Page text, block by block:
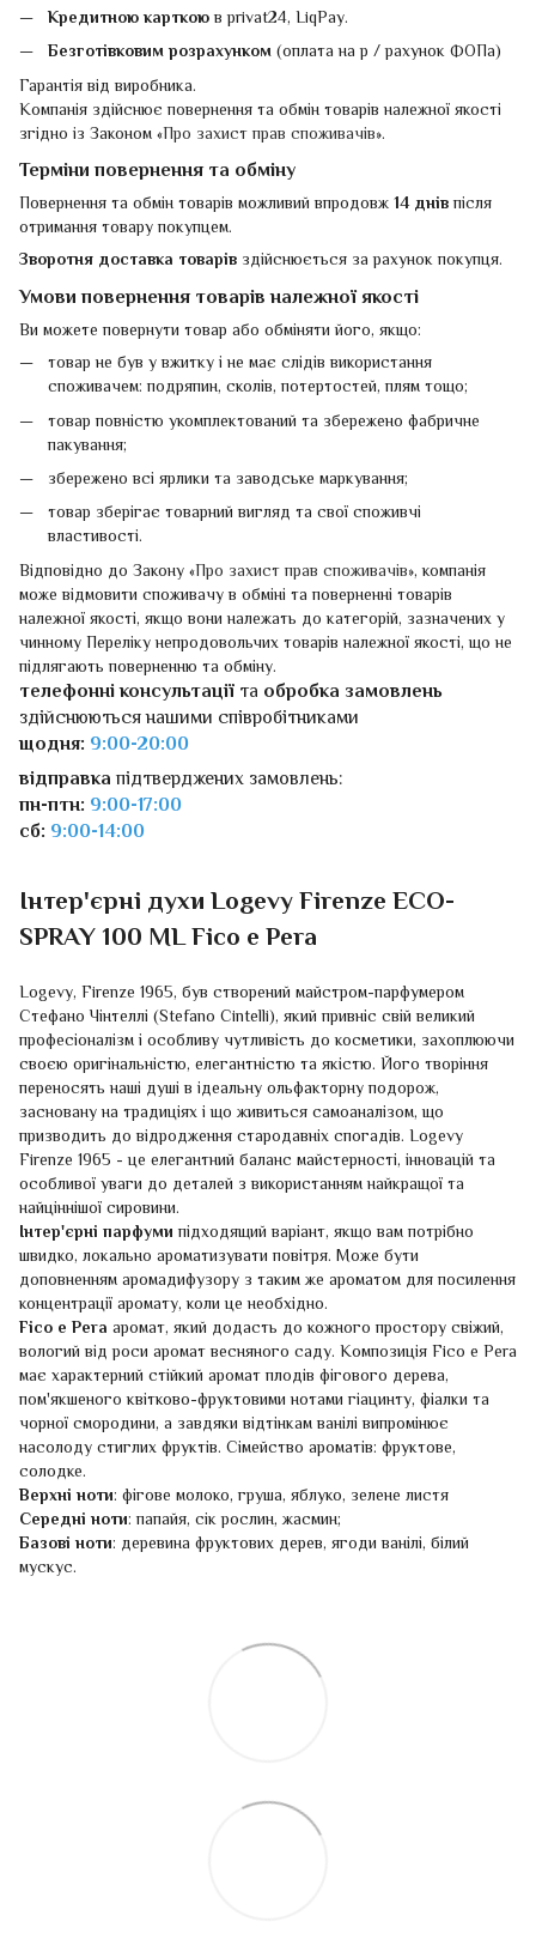
Кредитною карткоюв privat24, LiqPay.
Безготівковим розрахунком(оплата на р / рахунок ФОПа)
Гарантія від виробника.
Компанія здійснює повернення та обмін товарів належної якості
згідно із Законом «Про захист прав споживачів».
Терміни повернення та обміну
Повернення та обмін товарів можливий впродовж14 днівпісля
отримання товару покупцем.
Зворотня доставка товарів здійснюється за рахунок покупця.
Умови повернення товарів належної якості
Ви можете повернути товар або обміняти його, якщо:
товар не був у вжитку і не має слідів використання
споживачем: подряпин, сколів, потертостей, плям тощо;
товар повністю укомплектований та збережено фабричне
пакування;
збережено всі ярлики та заводське маркування;
товар зберігає товарний вигляд та свої споживчі
властивості.
Відповідно до Закону «Про захист прав споживачів», компанія
може відмовити споживачу в обміні та поверненні товарів
належної якості, якщо вони належать до категорій, зазначених у
чинному Переліку непродовольчих товарів належної якості, що не
підлягають поверненню та обміну.
телефонні консультації та обробка замовлень
здійснюються нашими співробітниками
щодня: 9:00-20:00
відправка підтверджених замовлень:
пн-птн: 9:00-17:00
сб: 9:00-14:00
Інтер'єрні духи Logevy Firenze ECO-
SPRAY 100 ML Fico e Pera
Logevy, Firenze 1965, був створений майстром-парфумером
Стефано Чінтеллі (Stefano Cintelli), який привніс свій великий
професіоналізм і особливу чутливість до косметики, захоплюючи
своєю оригінальністю, елегантністю та якістю. Його творіння
переносять наші душі в ідеальну ольфакторну подорож,
засновану на традиціях і що живиться самоаналізом, що
призводить до відродження стародавніх спогадів. Logevy
Firenze 1965 - це елегантний баланс майстерності, інновацій та
особливої уваги до деталей з використанням найкращої та
найціннішої сировини.
Інтер'єрні парфумипідходящий варіант, якщо вам потрібно
швидко, локально ароматизувати повітря. Може бути
доповненням аромадифузору з таким же ароматом для посилення
концентрації аромату, коли це необхідно.
Fico e Pera аромат, який додасть до кожного простору свіжий,
вологий від роси аромат весняного саду. Композиція Fico e Pera
має характерний стійкий аромат плодів фігового дерева,
пом'якшеного квітково-фруктовими нотами гіацинту, фіалки та
чорної смородини, а завдяки відтінкам ванілі випромінює
насолоду стиглих фруктів. Сімейство ароматів: фруктове,
солодке.
Верхні ноти: фігове молоко, груша, яблуко, зелене листя
Середні ноти: папайя, сік рослин, жасмин;
Базові ноти: деревина фруктових дерев, ягоди ванілі, білий
мускус.